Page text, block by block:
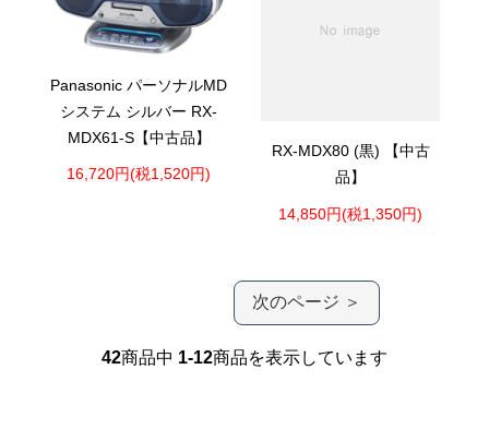
Panasonic パーソナルMD
システム シルバー RX-
MDX61-S【中古品】
16,720円(税1,520円)
RX-MDX80 (黒) 【中古
品】
14,850円(税1,350円)
次のページ ＞
42商品中 1-12商品を表示しています